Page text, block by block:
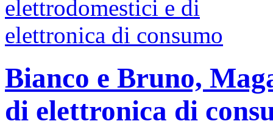
Bianco e Bruno,
di elettronica di